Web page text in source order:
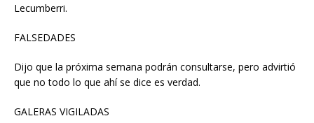
Lecumberri.
FALSEDADES
Dijo que la próxima semana podrán consultarse, pero advirtió
que no todo lo que ahí se dice es verdad.
GALERAS VIGILADAS